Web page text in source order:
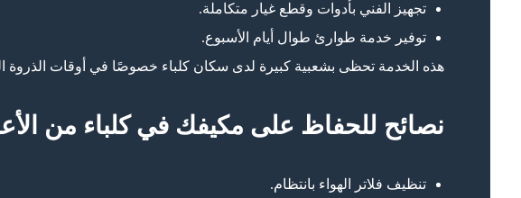
تجهيز الفني بأدوات وقطع غيار متكاملة.
توفير خدمة طوارئ طوال أيام الأسبوع.
هذه الخدمة تحظى بشعبية كبيرة لدى سكان كلباء خصوصًا في أوقات الذروة
نصائح للحفاظ على مكيفك في كلباء من
تنظيف فلاتر الهواء بانتظام.